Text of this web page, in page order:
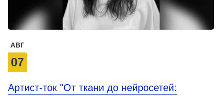
АВГ
07
Артист-ток "От ткани до нейросетей: